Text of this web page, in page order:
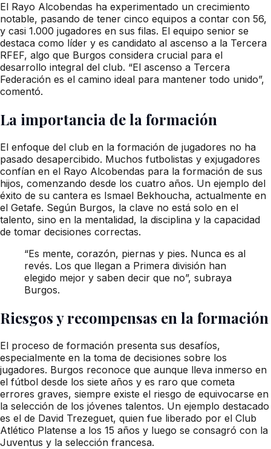
El Rayo Alcobendas ha experimentado un crecimiento
notable, pasando de tener cinco equipos a contar con 56,
y casi 1.000 jugadores en sus filas. El equipo senior se
destaca como líder y es candidato al ascenso a la Tercera
RFEF, algo que Burgos considera crucial para el
desarrollo integral del club. “El ascenso a Tercera
Federación es el camino ideal para mantener todo unido”,
comentó.
La importancia de la formación
El enfoque del club en la formación de jugadores no ha
pasado desapercibido. Muchos futbolistas y exjugadores
confían en el Rayo Alcobendas para la formación de sus
hijos, comenzando desde los cuatro años. Un ejemplo del
éxito de su cantera es Ismael Bekhoucha, actualmente en
el Getafe. Según Burgos, la clave no está solo en el
talento, sino en la mentalidad, la disciplina y la capacidad
de tomar decisiones correctas.
“Es mente, corazón, piernas y pies. Nunca es al
revés. Los que llegan a Primera división han
elegido mejor y saben decir que no”, subraya
Burgos.
Riesgos y recompensas en la formación
El proceso de formación presenta sus desafíos,
especialmente en la toma de decisiones sobre los
jugadores. Burgos reconoce que aunque lleva inmerso en
el fútbol desde los siete años y es raro que cometa
errores graves, siempre existe el riesgo de equivocarse en
la selección de los jóvenes talentos. Un ejemplo destacado
es el de David Trezeguet, quien fue liberado por el Club
Atlético Platense a los 15 años y luego se consagró con la
Juventus y la selección francesa.